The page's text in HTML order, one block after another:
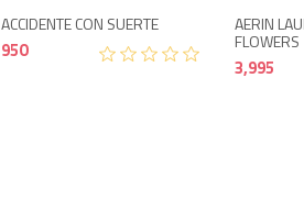
ACCIDENTE CON SUERTE
950
AERIN
FLOWERS
3,995